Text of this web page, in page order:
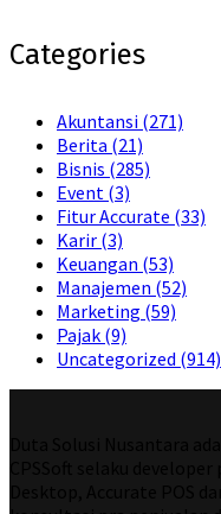
Categories
Akuntansi (271)
Berita (21)
Bisnis (285)
Event (3)
Fitur Accurate (33)
Karir (3)
Keuangan (53)
Manajemen (52)
Marketing (59)
Pajak (9)
Uncategorized (914)